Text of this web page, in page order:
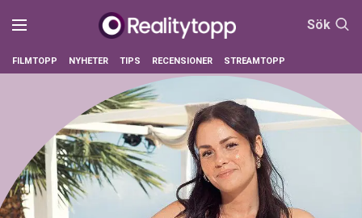
Sök
FILMTOPP NYHETER TIPS RECENSIONER STREAMTOPP